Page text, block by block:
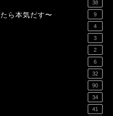
38
ら本気だす〜 9
4
3
2
6
32
90
34
41